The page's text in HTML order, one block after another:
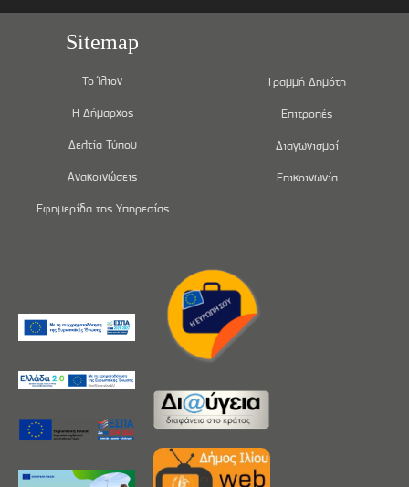
Sitemap
Το Ίλιον
Η Δήμαρχος
Δελτία Τύπου
Ανακοινώσεις
Εφημερίδα της Υπηρεσίας
Γραμμή Δημότη
Επιτροπές
Διαγωνισμοί
Επικοινωνία